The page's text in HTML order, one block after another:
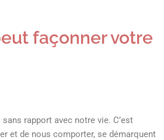
façonner votre
rapport avec notre vie. C’est
et de nous comporter, se démarquent